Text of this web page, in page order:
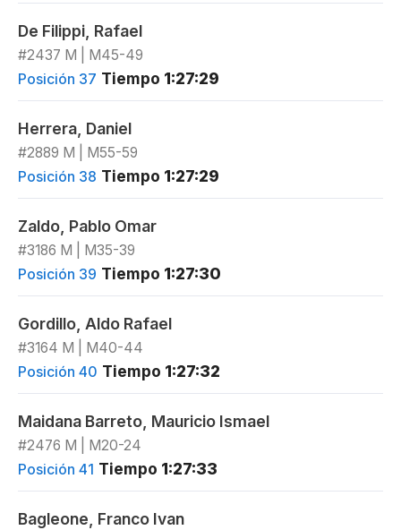
De Filippi, Rafael
#2437 M | M45-49
Posición 37 Tiempo 1:27:29
Herrera, Daniel
#2889 M | M55-59
Posición 38 Tiempo 1:27:29
Zaldo, Pablo Omar
#3186 M | M35-39
Posición 39 Tiempo 1:27:30
Gordillo, Aldo Rafael
#3164 M | M40-44
Posición 40 Tiempo 1:27:32
Maidana Barreto, Mauricio Ismael
#2476 M | M20-24
Posición 41 Tiempo 1:27:33
Bagleone, Franco Ivan